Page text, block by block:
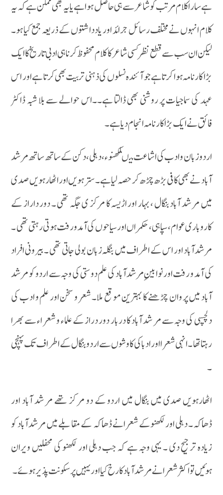
ہے سارا کلام مرتب کو شاعر سے ہی حاصل ہوا ہے یا یہ بھی ممکن ہے کہ یہ
کلام انہوں نے مختلف رسائل جرائد اور یادداشتوں کے ذریعہ جمع کیا ہو۔
لیکن ان سب سے قطع نظر کسی شاعر کا کلام محفوظ کرنا ہی ادبی تاریخ کا ایک
بڑا کارنامہ ہوا کرتا ہے جو آئندہ نسلوں کی ذہنی تربیت بھی کرتا ہے اور اس
عہد کی سماجیات پر روشنی بھی ڈالتا ہے۔۔اس حوالے سے بلا شبہ ڈاکٹر
فائق نے ایک بڑاکارنامہ انجام دیا ہے۔
اردو زبان وادب کی اشاعت میںلکھنوء ، دہلی ، دکن کے ساتھ ساتھ مرشد
آباد نے بھی کا فی بڑھ چڑھ کر حصہ لیا ہے ۔ سترہویں اور اٹھارہویں صدی
میں مر شد آباد بنگال ، بہار اور اڑیسہ کا مر کز ی جگہ تھی ۔ دور داراز کے
کاروباری عوام ، سپاہی، حکمراں اور سیاحوں کی آمدورفت ہو تی رہتی تھی ۔
مرشدآباد اور اس کے اطراف میں بنگلہ زبان بولی جاتی تھی ۔ بیرونی افراد
کی آمد و رفت اور نوا بینِ مرشدآباد کی علم دوستی کی وجہ سے اردو کو مرشد
آباد میں پر وان چڑھنے کا بہترین مو قع ملا۔ شعر و سخن اور علم و ادب کی
دلچسپی کی وجہ سے مر شد آباد کا دربار دور دراز کے علماء و شعر اء سے بھرا
رہتا تھا ۔ انہی شعر ا اورادباکی کا وشوں سے اردو بنگال کے اطراف تک پہنچی
۔
اٹھارہویں صدی میں بنگال میں اردو کے دو مر کز تھے مر شد آباد اور
ڈھاکہ۔ دہلی اور لکھنوکے شعرانے ڈھاکہ کے مقا بلے میں مرشدآباد کو
زیادہ تر جیح دی ۔ یہی وجہ ہے کہ جب دہلی اور لکھنو کی محفلیں ویران
ہوئیں تو اکثر شعرانے مرشدآباد کا رخ کیا اور یہیں پر سکونت پذیر ہوئے۔